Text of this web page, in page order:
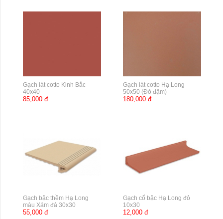
Gạch lát cotto Kinh Bắc
40x40
85,000 đ
Gạch lát cotto Hạ Long
50x50 (Đỏ đậm)
180,000 đ
Gạch bậc thềm Hạ Long
màu Xám đá 30x30
55,000 đ
Gạch cổ bậc Hạ Long đỏ
10x30
12,000 đ